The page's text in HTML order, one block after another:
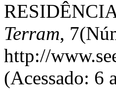
Terram,
http://
(Acessado: 6